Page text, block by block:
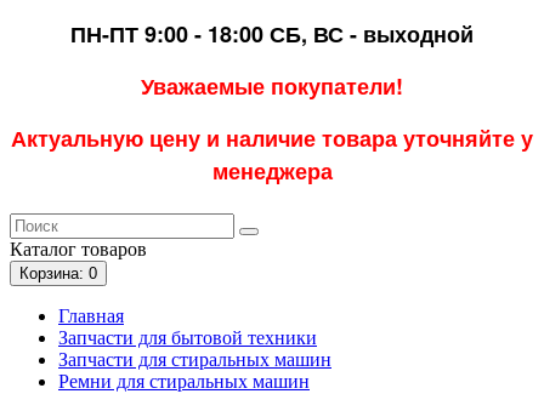
ПН-ПТ 9:00 - 18:00СБ, ВС - выходной
Уважаемые покупатели!
Актуальную цену и наличие товара уточняйте у
менеджера
Каталог товаров
Корзина: 0
Главная
Запчасти для бытовой техники
Запчасти для стиральных машин
Ремни для стиральных машин